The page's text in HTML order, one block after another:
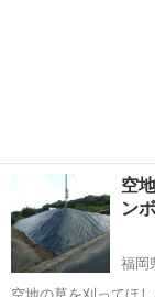
空
ン
福岡